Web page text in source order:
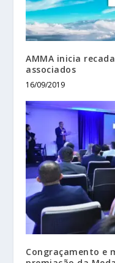
AMMA inicia
associados
16/09/2019
Congraçamento e